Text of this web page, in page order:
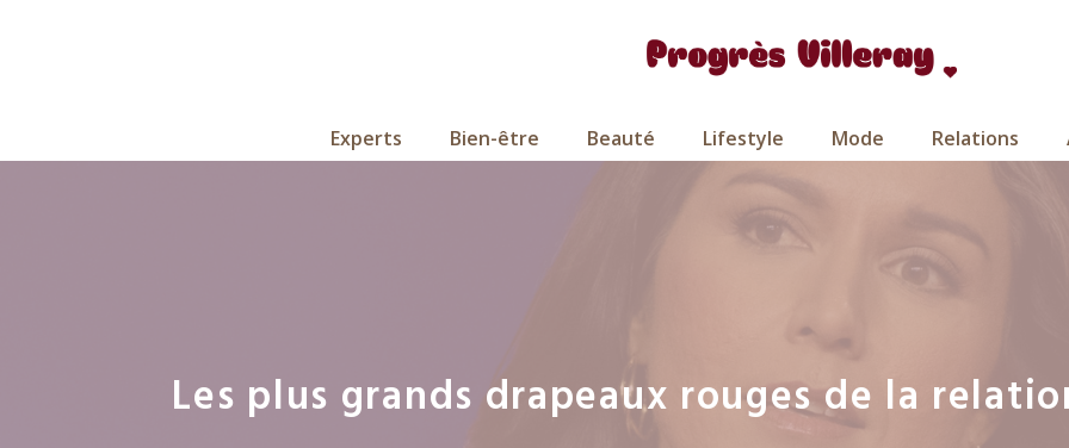
Experts Bien-être Beauté Lifestyle Mode Relations
Les plus grands drapeaux rouges de la